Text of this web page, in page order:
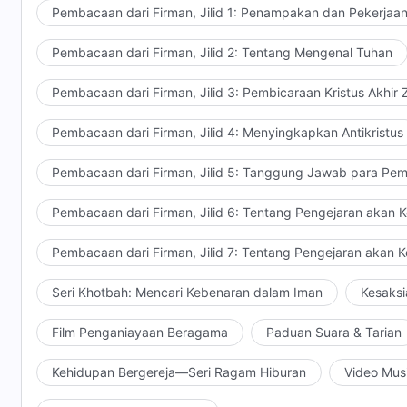
kepada Tuhan Yahweh untuk mengampuni dosa
dengan perbuatan mereka di masa lalu. Mereka rela
bertindak sesuai perintah Tuhan Yahweh, dan
Pertobatan mereka tulus dan menyeluruh.
atau sementara.
Niniwe dari bencana—begitu cepat adalah karena
mereka yang tulus kepada-Nya, kesadaran mereka
membuat watak-Nya marah yang menghasilkan
Yahweh. Pada saat yang sama, Tuhan Yahweh juga
kepada-Nya agar menghentikan amarah-Nya
Ketika Tuhan melihat semua fakta ini, sedikit demi
besar amarah-Nya di masa lalu, ketika Dia melihat
Sebaliknya Dia terus memberikan belas kasih dan
memelihara mereka.
All Bible quotations in this video are translated freely
Pembacaan dari Firman, Jilid 1: Penampakan dan
Pembacaan dari Firman, Jilid 2: Tentang Mengenal Tuhan
Pembacaan dari Firman, Jilid 3: Pembicaraan Kristus Akhir
Pembacaan dari Firman, Jilid 4: Menyingkapkan Antikristus
Pembacaan dari Firman, Jilid 5: Tanggung Jawab para
Pembacaan dari Firman, Jilid 6: Tentang Pengejaran akan
Pembacaan dari Firman, Jilid 7: Tentang Pengejaran akan
Seri Khotbah: Mencari Kebenaran dalam Iman
Film Penganiayaan Beragama Paduan Suara & Tarian
Kehidupan Bergereja—Seri Ragam Hiburan Video